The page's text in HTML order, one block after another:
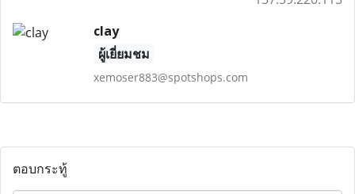
clay
ผู้เยี่ยมชม
xemoser883@spotshops.com
ตอบกระทู้